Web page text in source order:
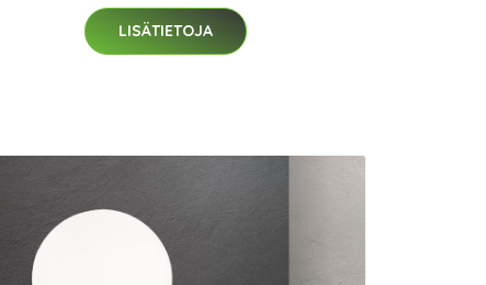
LISÄTIETOJA